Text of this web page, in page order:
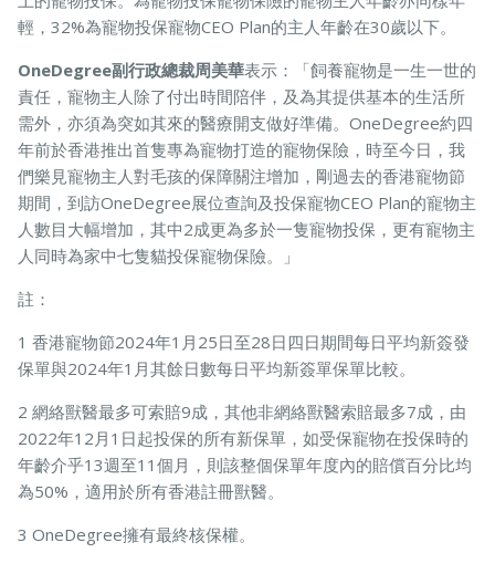
輕，32%為寵物投保寵物CEO Plan的主人年齡在30歲以下。
OneDegree副行政總裁周美華表示：「飼養寵物是一生一世的
責任，寵物主人除了付出時間陪伴，及為其提供基本的生活所
需外，亦須為突如其來的醫療開支做好準備。OneDegree約四
年前於香港推出首隻專為寵物打造的寵物保險，時至今日，我
們樂見寵物主人對毛孩的保障關注增加，剛過去的香港寵物節
期間，到訪OneDegree展位查詢及投保寵物CEO Plan的寵物主
人數目大幅增加，其中2成更為多於一隻寵物投保，更有寵物主
人同時為家中七隻貓投保寵物保險。」
註：
1 香港寵物節2024年1月25日至28日四日期間每日平均新簽發
保單與2024年1月其餘日數每日平均新簽單保單比較。
2 網絡獸醫最多可索賠9成，其他非網絡獸醫索賠最多7成，由
2022年12月1日起投保的所有新保單，如受保寵物在投保時的
年齡介乎13週至11個月，則該整個保單年度內的賠償百分比均
為50%，適用於所有香港註冊獸醫。
3 OneDegree擁有最終核保權。